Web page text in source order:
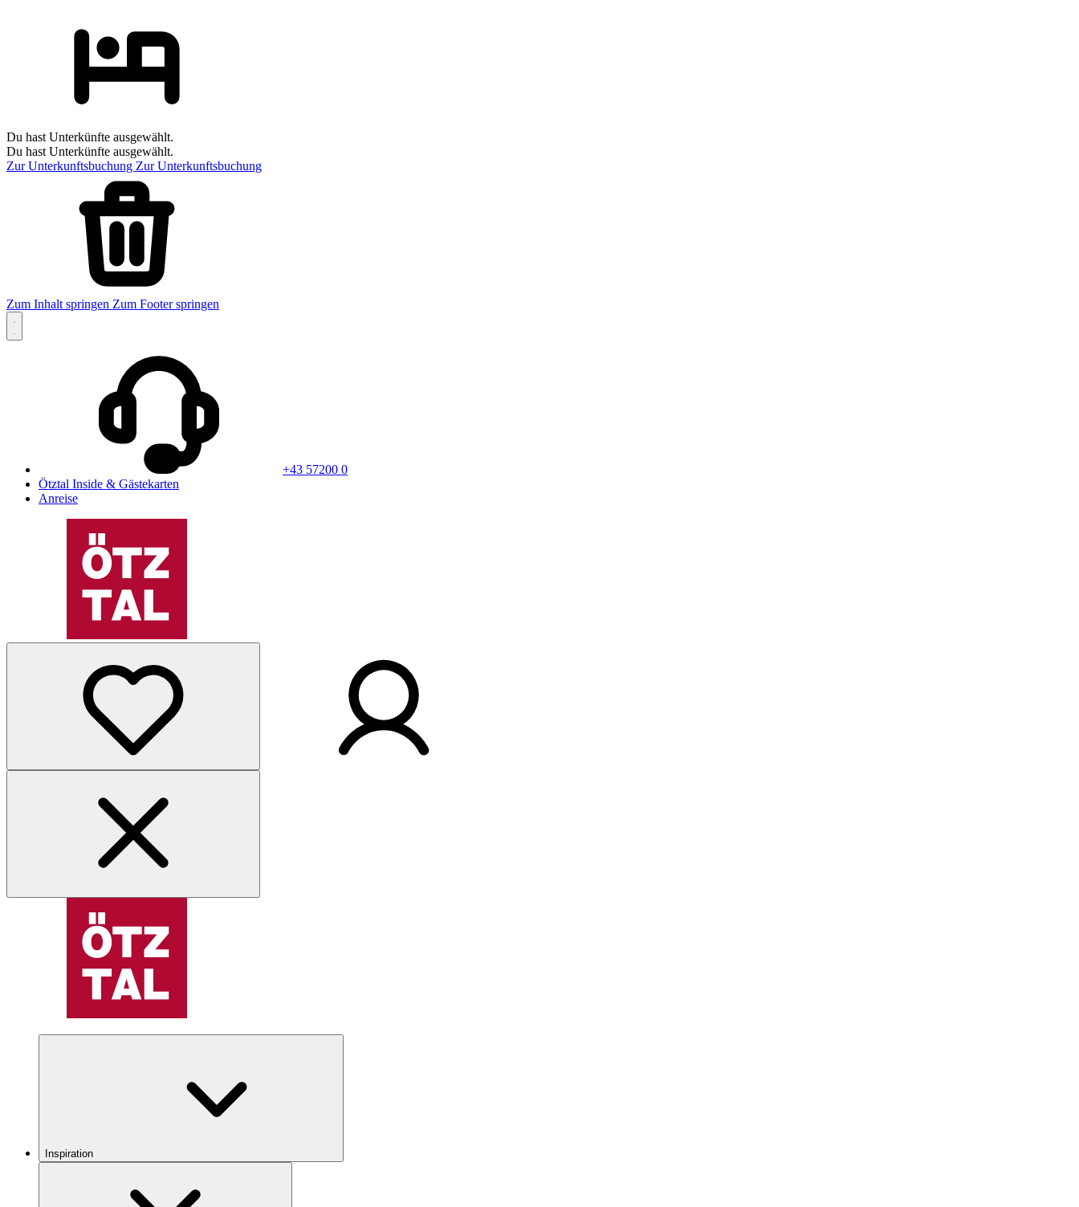
Du hast Unterkünfte ausgewählt.
Du hast Unterkünfte ausgewählt.
Zur Unterkunftsbuchung Zur Unterkunftsbuchung
Zum Inhalt springen Zum Footer springen
+43 57200 0
Ötztal Inside & Gästekarten
Anreise
Inspiration